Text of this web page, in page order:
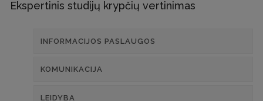
Ekspertinis studijų krypčių vertinimas
INFORMACIJOS PASLAUGOS
KOMUNIKACIJA
LEIDYBA